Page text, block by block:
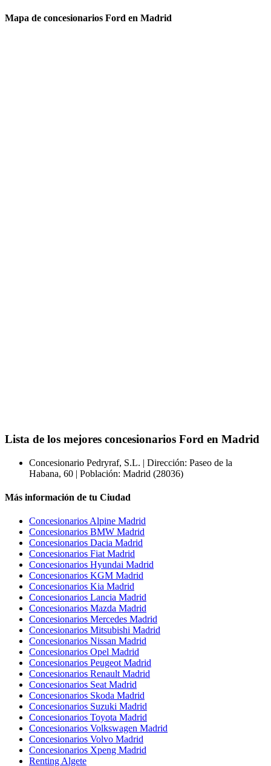
Mapa de concesionarios Ford en Madrid
Lista de los mejores concesionarios Ford en Madrid
Concesionario Pedryraf, S.L. | Dirección: Paseo de la
Habana, 60 | Población: Madrid (28036)
Más información de tu Ciudad
Concesionarios Alpine Madrid
Concesionarios BMW Madrid
Concesionarios Dacia Madrid
Concesionarios Fiat Madrid
Concesionarios Hyundai Madrid
Concesionarios KGM Madrid
Concesionarios Kia Madrid
Concesionarios Lancia Madrid
Concesionarios Mazda Madrid
Concesionarios Mercedes Madrid
Concesionarios Mitsubishi Madrid
Concesionarios Nissan Madrid
Concesionarios Opel Madrid
Concesionarios Peugeot Madrid
Concesionarios Renault Madrid
Concesionarios Seat Madrid
Concesionarios Skoda Madrid
Concesionarios Suzuki Madrid
Concesionarios Toyota Madrid
Concesionarios Volkswagen Madrid
Concesionarios Volvo Madrid
Concesionarios Xpeng Madrid
Renting Algete